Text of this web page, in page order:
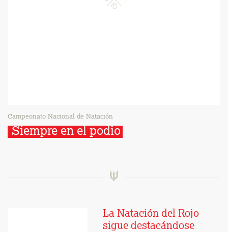
Campeonato Nacional de Natación
Siempre en el podio
La Natación del Rojo
sigue destacándose